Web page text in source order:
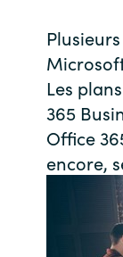
Carrières
Les
365
Office
encore,